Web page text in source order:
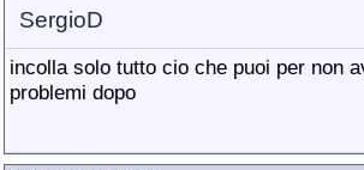
SergioD
incolla solo tutto cio che puoi per non
problemi dopo